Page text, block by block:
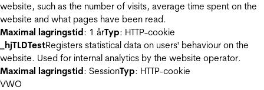
website, such as the number of visits, average time spent on the
website and what pages have been read.
Maximal lagringstid: 1 årTyp: HTTP-cookie
_hjTLDTestRegisters statistical data on users' behaviour on the
website. Used for internal analytics by the website operator.
Maximal lagringstid: SessionTyp: HTTP-cookie
VWO